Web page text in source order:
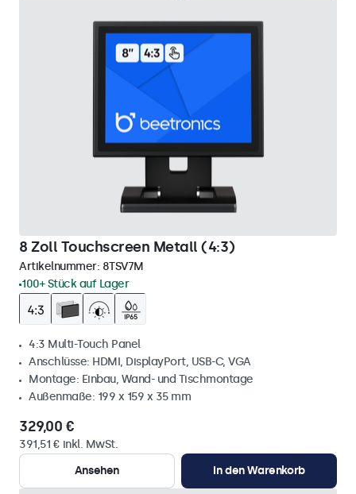
8 Zoll Touchscreen Metall (4:3)
Artikelnummer: 8TSV7M
100+ Stück auf Lager
4:3 Multi-Touch Panel
Anschlüsse: HDMI, DisplayPort, USB-C, VGA
Montage: Einbau, Wand- und Tischmontage
Außenmaße: 199 x 159 x 35 mm
329,00 €
391,51 € inkl. MwSt.
Ansehen
In den Warenkorb